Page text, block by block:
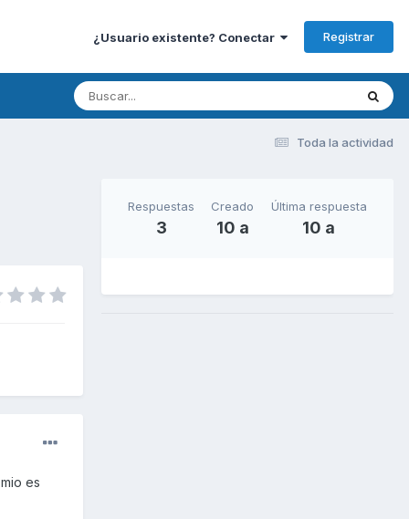
¿Usuario existente? Conectar Registrar
Toda la actividad
es
Respuestas
3
Creado
10 a
Última respuesta
10 a